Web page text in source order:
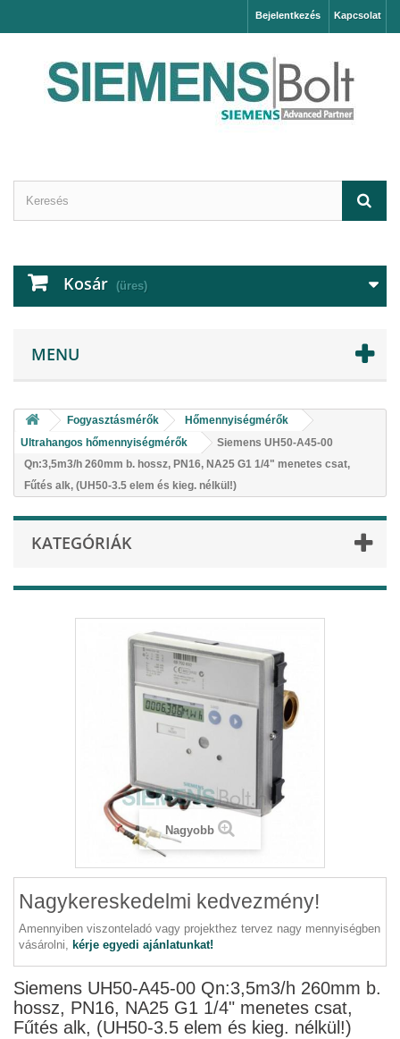
Kapcsolat
Bejelentkezés
Kosár (üres)
MENU
Fogyasztásmérők
Hőmennyiségmérők
Ultrahangos hőmennyiségmérők
Siemens UH50-A45-00
Qn:3,5m3/h 260mm b. hossz, PN16, NA25 G1 1/4" menetes csat,
Fűtés alk, (UH50-3.5 elem és kieg. nélkül!)
KATEGÓRIÁK
Nagyobb
Nagykereskedelmi kedvezmény!
Amennyiben viszonteladó vagy projekthez tervez nagy mennyiségben
vásárolni, kérje egyedi ajánlatunkat!
Siemens UH50-A45-00 Qn:3,5m3/h 260mm b.
hossz, PN16, NA25 G1 1/4" menetes csat,
Fűtés alk, (UH50-3.5 elem és kieg. nélkül!)